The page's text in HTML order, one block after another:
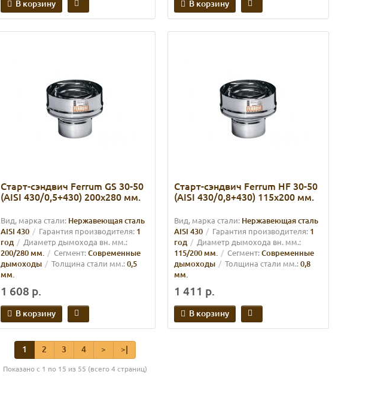
В корзину В корзину
Старт-сэндвич Ferrum GS 30-50
(AISI 430/0,5+430) 200х280 мм.
Вид, марка стали: Нержавеющая сталь
AISI 430
Гарантия производителя: 1
год
Диаметр дымохода вн. мм.:
200/280 мм. Сегмент:Современные
дымоходы
Толщина стали мм.:0,5
мм.
1 608 р.
В корзину
Старт-сэндвич Ferrum HF 30-50
(AISI 430/0,8+430) 115х200 мм.
Вид, марка стали: Нержавеющая сталь
AISI 430
Гарантия производителя: 1
год
Диаметр дымохода вн. мм.:
115/200 мм. Сегмент:Современные
дымоходы
Толщина стали мм.:0,8
мм.
1 411 р.
В корзину
1 2 3 4 > >|
Показано с 1 по 15 из 55 (всего 4 страниц)